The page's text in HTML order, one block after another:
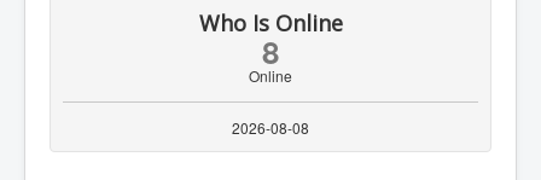
Who Is Online
8
Online
2026-08-08